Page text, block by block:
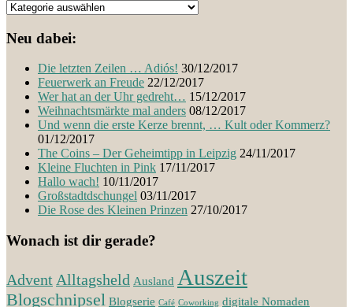
Neu dabei:
Die letzten Zeilen … Adiós! 30/12/2017
Feuerwerk an Freude 22/12/2017
Wer hat an der Uhr gedreht… 15/12/2017
Weihnachtsmärkte mal anders 08/12/2017
Und wenn die erste Kerze brennt, … Kult oder Kommerz?
01/12/2017
The Coins – Der Geheimtipp in Leipzig 24/11/2017
Kleine Fluchten in Pink 17/11/2017
Hallo wach! 10/11/2017
Großstadtdschungel 03/11/2017
Die Rose des Kleinen Prinzen 27/10/2017
Wonach ist dir gerade?
Advent Alltagsheld Ausland Auszeit
Blogschnipsel Blogserie Café Coworking digitale Nomaden